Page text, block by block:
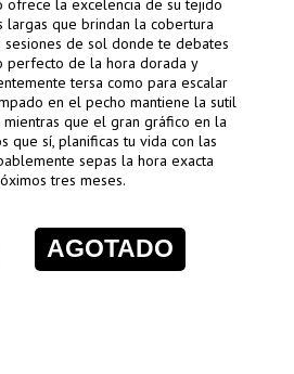
ofrece la excelencia de su tejido
largas que brindan la cobertura
de sol donde te debates
perfecto de la hora dorada y
tersa como para escalar
en el pecho mantiene la sutil
que el gran gráfico en la
que sí, planificas tu vida con las
sepas la hora exacta
tres meses.
AGOTADO